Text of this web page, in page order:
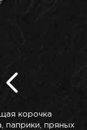
корочка
паприки, пряных